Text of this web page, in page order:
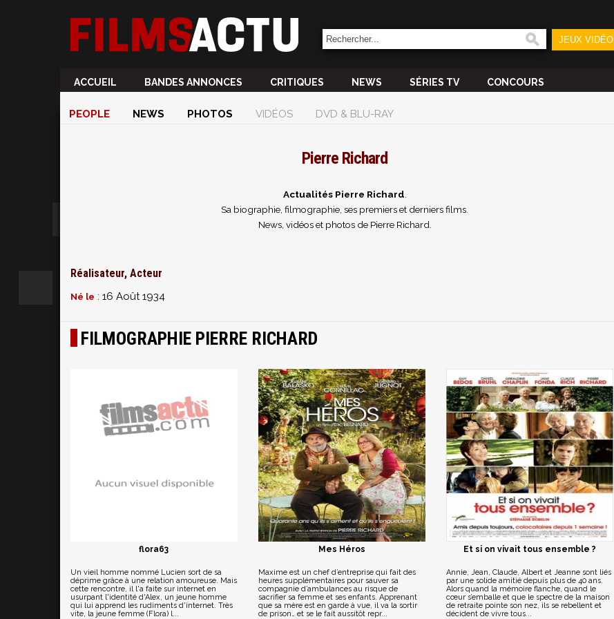
JEUX VIDÉO
ACCUEIL BANDES ANNONCES CRITIQUES NEWS SÉRIES TV CONCOURS
PEOPLE NEWS PHOTOS VIDÉOS DVD & BLU-RAY
Pierre Richard
Actualités Pierre Richard
Sa biographie, filmographie, ses premiers et derniers films.
News, vidéos et photos de Pierre Richard.
Réalisateur, Acteur
Né le : 16 Août 1934
FILMOGRAPHIE PIERRE RICHARD
flora63
Un vieil homme nommé Lucien sort de sa
déprime grâce à une relation amoureuse. Mais
cette rencontre, il l'a faite sur internet en
usurpant l'identité d'Alex, un jeune homme
qui lui apprend les rudiments d'internet. Très
vite, la jeune femme (Flora) l...
Mes Héros
Maxime est un chef d’entreprise qui fait des
heures supplémentaires pour sauver sa
compagnie d’ambulances au risque de
sacrifier sa femme et ses enfants. Apprenant
que sa mère est en garde à vue, il va la sortir
de prison… et se le fait aussitôt repr...
Et si on vivait tous ensemble ?
Annie, Jean, Claude, Albert et Jeanne sont liés
par une solide amitié depuis plus de 40 ans.
Alors quand la mémoire flanche, quand le
cœur s’emballe et que le spectre de la maison
de retraite pointe son nez, ils se rebellent et
décident de vivre tous...